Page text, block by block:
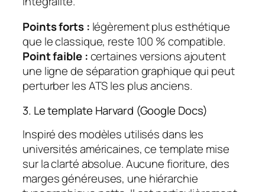
Points forts : légèrement plus esthétique
que le classique, reste 100 % compatible.
Point faible :certaines versions ajoutent
une ligne de séparation graphique qui peut
perturber les ATS les plus anciens.
3. Le template Harvard (Google Docs)
Inspiré des modèles utilisés dans les
universités américaines, ce template mise
sur la clarté absolue. Aucune fioriture, des
marges généreuses, une hiérarchie